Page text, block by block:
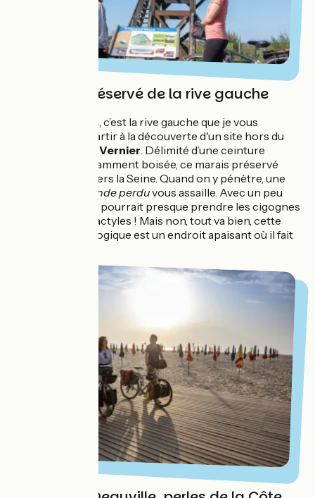
Le monde préservé de la rive gauche
Jumièges, c’est la rive gauche que je vous
conseille pour partir à la découverte d'un site hors du
marais Vernier. Délimité d’une ceinture
rocheuse abondamment boisée, ce marais préservé
s’ouvre au nord vers la Seine. Quand on y pénètre, une
Monde perduvous assaille. Avec un peu
d’imagination, on pourrait presque prendre les cigognes
pour des ptérodactyles ! Mais non, tout va bien, cette
réserve ornithologique est un endroit apaisant où il fait